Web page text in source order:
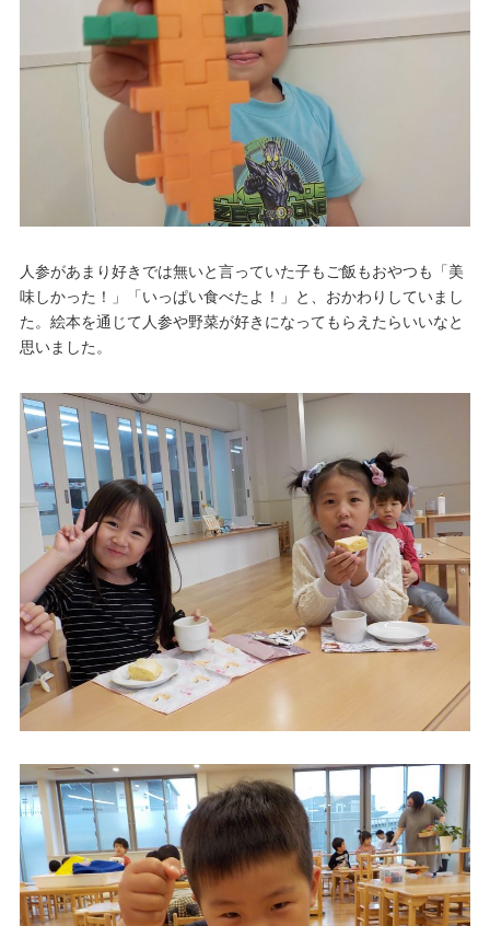
人参があまり好きでは無いと言っていた子もご飯もおやつも「美
味しかった！」「いっぱい食べたよ！」と、おかわりしていまし
た。絵本を通じて人参や野菜が好きになってもらえたらいいなと
思いました。